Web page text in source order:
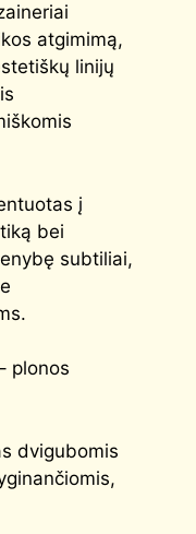
atgimimą,
linijų
į
bei
subtiliai,
plonos
dvigubomis